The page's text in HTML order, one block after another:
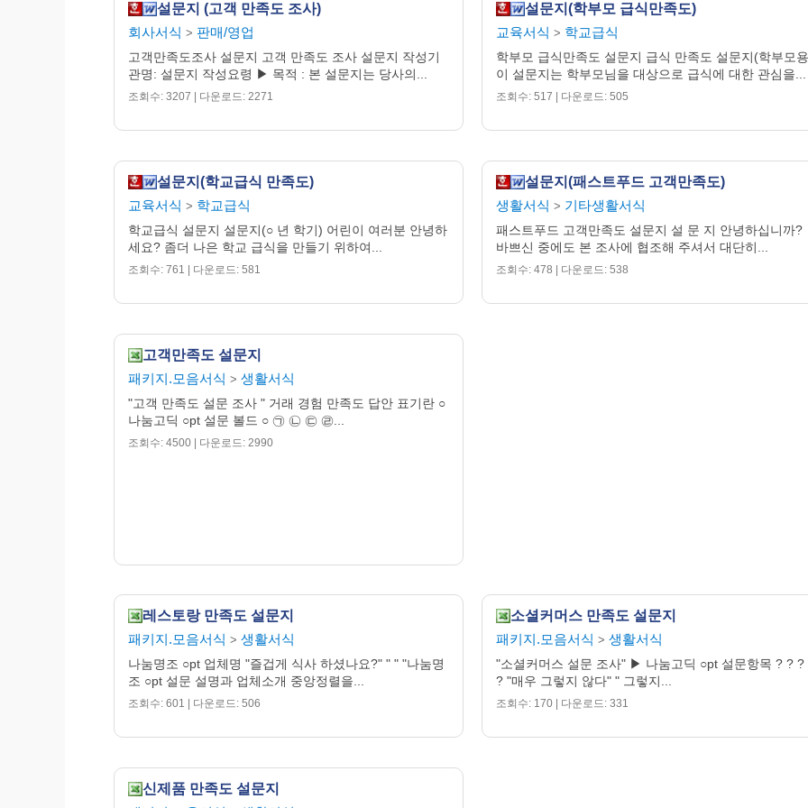
설문지 (고객 만족도 조사)
회사서식 > 판매/영업
고객만족도조사 설문지 고객 만족도 조사 설문지 작성기
관명: 설문지 작성요령 ▶ 목적 : 본 설문지는 당사의...
조회수: 3207 | 다운로드: 2271
설문지(학부모 급식만족도)
교육서식 > 학교급식
학부모 급식만족도 설문지 급식 만족도 설문지(학부모
이 설문지는 학부모님을 대상으로 급식에 대한 관심을...
조회수: 517 | 다운로드: 505
설문지(학교급식 만족도)
교육서식 > 학교급식
학교급식 설문지 설문지(○ 년 학기) 어린이 여러분 안녕하
세요? 좀더 나은 학교 급식을 만들기 위하여...
조회수: 761 | 다운로드: 581
설문지(패스트푸드 고객만족도)
생활서식 > 기타생활서식
패스트푸드 고객만족도 설문지 설 문 지 안녕하십니까?
바쁘신 중에도 본 조사에 협조해 주셔서 대단히...
조회수: 478 | 다운로드: 538
고객만족도 설문지
패키지.모음서식 > 생활서식
"고객 만족도 설문 조사 " 거래 경험 만족도 답안 표기란 ○
나눔고딕 ○pt 설문 볼드 ○ ㉠ ㉡ ㉢ ㉣...
조회수: 4500 | 다운로드: 2990
레스토랑 만족도 설문지
패키지.모음서식 > 생활서식
나눔명조 ○pt 업체명 "즐겁게 식사 하셨나요?" " " "나눔명
조 ○pt 설문 설명과 업체소개 중앙정렬을...
조회수: 601 | 다운로드: 506
소셜커머스 만족도 설문지
패키지.모음서식 > 생활서식
"소셜커머스 설문 조사" ▶ 나눔고딕 ○pt 설문항목 ? ? ?
? "매우 그렇지 않다" " 그렇지...
조회수: 170 | 다운로드: 331
신제품 만족도 설문지